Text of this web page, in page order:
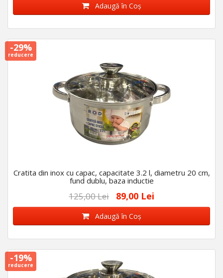
Adaugă în Coş
-29%
reducere
Cratita din inox cu capac, capacitate 3.2 l, diametru 20 cm,
fund dublu, baza inductie
125,00 Lei 89,00 Lei
Adaugă în Coş
-19%
reducere